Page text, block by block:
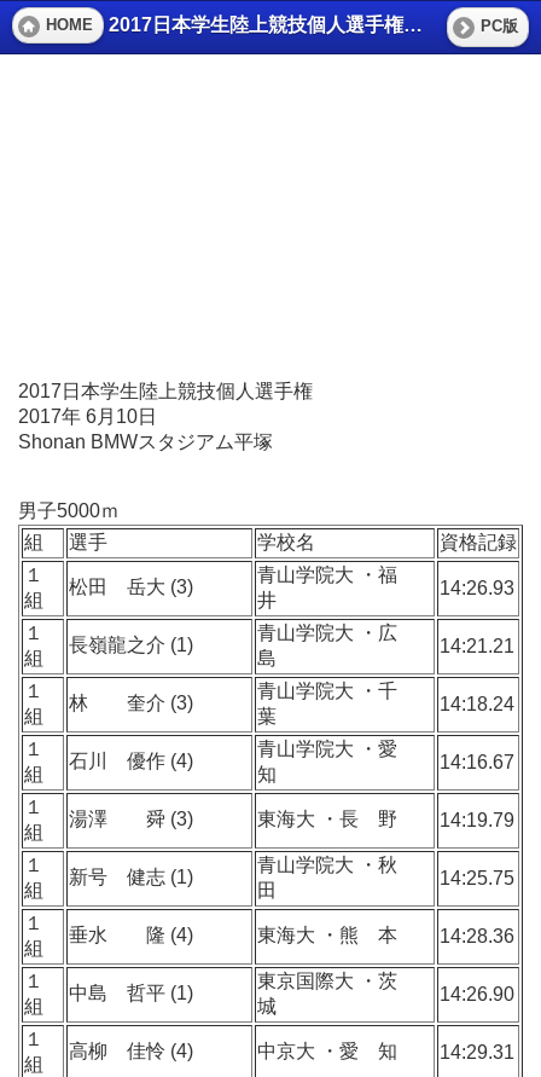
HOME 2017日本学生陸上競技個人選手権 男子5000ｍ PC版
2017日本学生陸上競技個人選手権
2017年 6月10日
Shonan BMWスタジアム平塚
男子5000ｍ
組
選手 学校名
資格記録
１
組
松田 岳大 (3)
青山学院大 ・福
井
14:26.93
１
組
長嶺龍之介 (1)
青山学院大 ・広
島
14:21.21
１
組
林 奎介 (3)
青山学院大 ・千
葉
14:18.24
１
組
石川 優作 (4)
青山学院大 ・愛
知
14:16.67
１
組
湯澤 舜 (3) 東海大 ・長 野 14:19.79
１
組
新号 健志 (1)
青山学院大 ・秋
田
14:25.75
１
組
垂水 隆 (4) 東海大 ・熊 本 14:28.36
１
組
中島 哲平 (1)
東京国際大 ・茨
城
14:26.90
１
組
高柳 佳怜 (4) 中京大 ・愛 知 14:29.31